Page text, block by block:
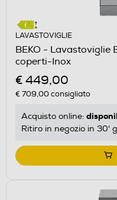
LAVASTOVIGLIE
BEKO - Lavastoviglie
coperti-Inox
€ 449,00
€ 709,00consigliato
Acquisto online:
Ritiro in negozio in 30'